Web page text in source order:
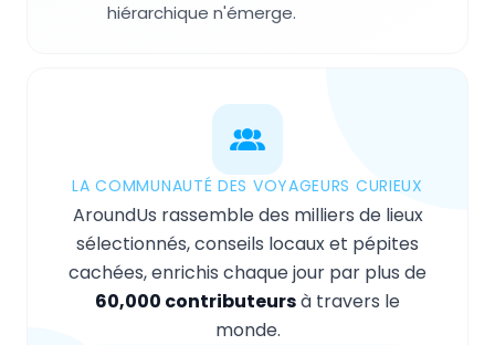
hiérarchique n'émerge.
LA COMMUNAUTÉ DES VOYAGEURS CURIEUX
AroundUs rassemble des milliers de lieux
sélectionnés, conseils locaux et pépites
cachées, enrichis chaque jour par plus de
60,000 contributeursà travers le
monde.